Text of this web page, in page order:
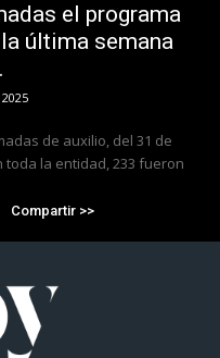
el programa
última semana
de auxilio, del 31 de
toda la entidad, 233 fueron
Compartir >>